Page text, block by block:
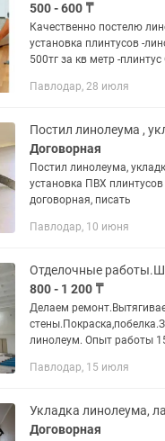
500 - 600 ₸
Качественно постелю
установка плинтусов -
500тг за кв метр -плинтус
Павлодар, 28 июля
Договорная
Постил линолеума,
установка ПВХ плинтусов
договорная, писать
Павлодар, 10 июня
800 - 1 200 ₸
Делаем
линолеум. Опыт работы
пьем не курим работаем
Есть...
Павлодар, 15 июля
Договорная